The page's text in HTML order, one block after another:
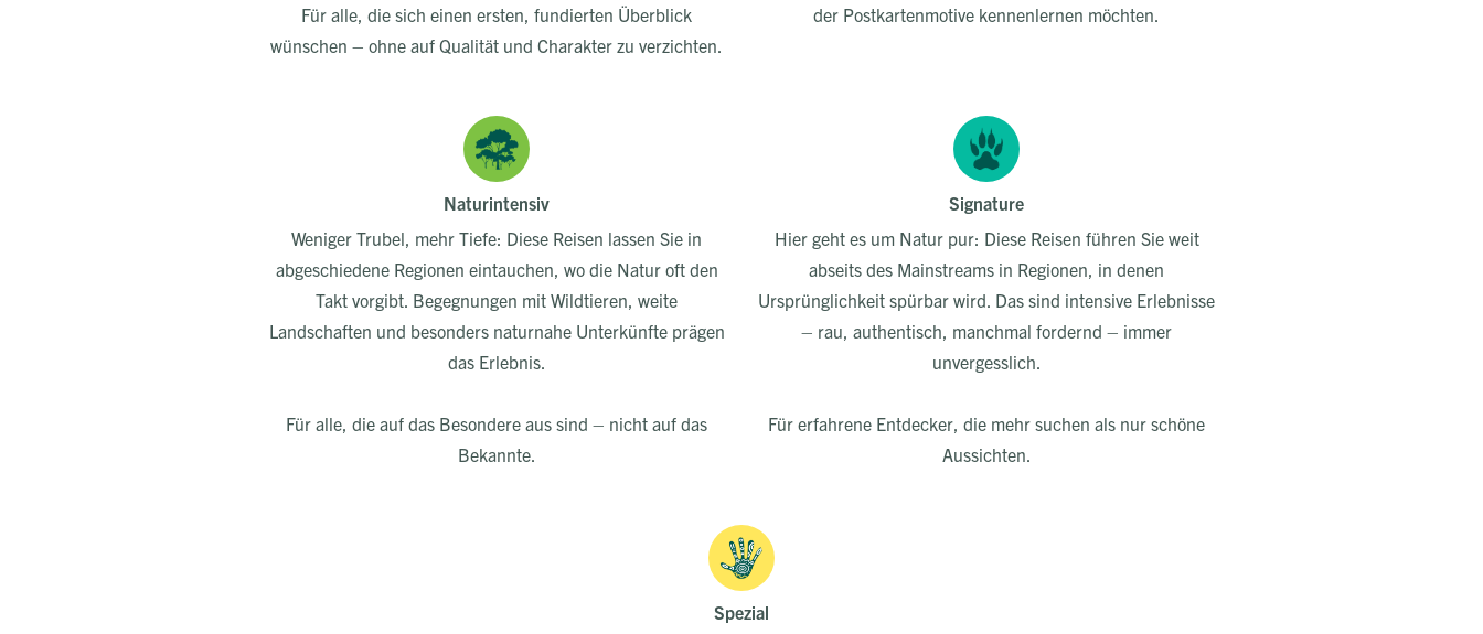
Für alle, die sich einen ersten, fundierten Überblick
wünschen – ohne auf Qualität und Charakter zu verzichten.
der Postkartenmotive kennenlernen möchten.
Naturintensiv
Weniger Trubel, mehr Tiefe: Diese Reisen lassen Sie in
abgeschiedene Regionen eintauchen, wo die Natur oft den
Takt vorgibt. Begegnungen mit Wildtieren, weite
Landschaften und besonders naturnahe Unterkünfte prägen
das Erlebnis.
Für alle, die auf das Besondere aus sind – nicht auf das
Bekannte.
Signature
Hier geht es um Natur pur: Diese Reisen führen Sie weit
abseits des Mainstreams in Regionen, in denen
Ursprünglichkeit spürbar wird. Das sind intensive Erlebnisse
– rau, authentisch, manchmal fordernd – immer
unvergesslich.
Für erfahrene Entdecker, die mehr suchen als nur schöne
Aussichten.
Spezial